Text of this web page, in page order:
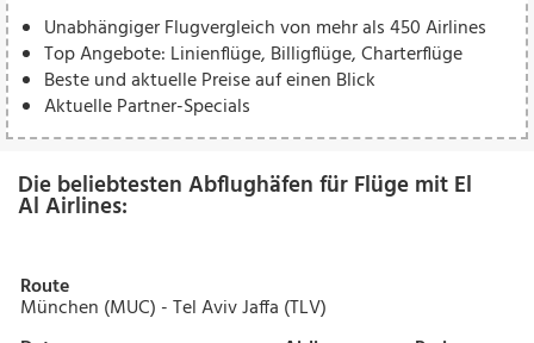
Unabhängiger Flugvergleich von mehr als 450 Airlines
Top Angebote: Linienflüge, Billigflüge, Charterflüge
Beste und aktuelle Preise auf einen Blick
Aktuelle Partner-Specials
Die beliebtesten Abflughäfen für Flüge mit El
Al Airlines:
Route
München (MUC) - Tel Aviv Jaffa (TLV)